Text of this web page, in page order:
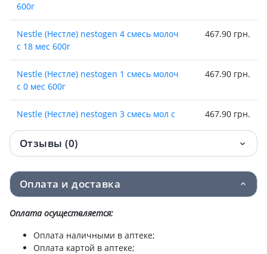
600г
Nestle (Нестле) nestogen 4 смесь молоч
с 18 мес 600г
467.90 грн.
Nestle (Нестле) nestogen 1 смесь молоч
с 0 мес 600г
467.90 грн.
Nestle (Нестле) nestogen 3 смесь мол с
467.90 грн.
Спец/пит Nestle (Нестле) изосурс
512.70 грн.
Детское питание Nestle nan смесь
528.90 грн.
Nestle (Нестле) NAN (НАН)-1 смесь с 0
мес 400г 1000001
Отзывы (0)
Оплата и доставка
Оплата осуществляется:
Оплата наличными в аптеке;
Оплата картой в аптеке;